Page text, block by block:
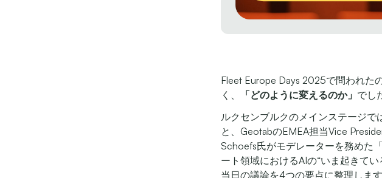
Fleet Europe Days 2025で問われたの
く、
「どのように変えるのか」 でし
ルクセンブルクのメインステージで
と、GeotabのEMEA担当Vice
Schoefs氏がモデレーターを務めた
ート領域におけるAIの“いま起きて
当日の議論を4つの要点に整理します